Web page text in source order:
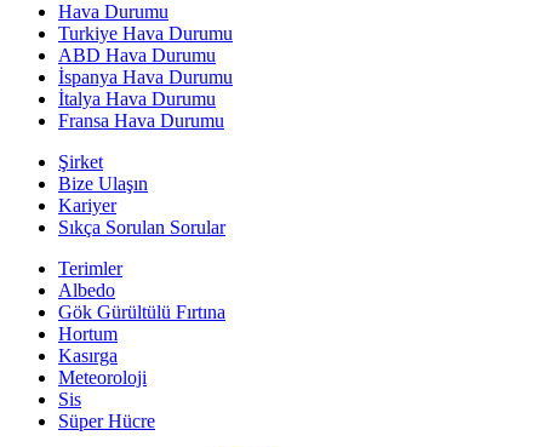
Hava Durumu
Turkiye Hava Durumu
ABD Hava Durumu
İspanya Hava Durumu
İtalya Hava Durumu
Fransa Hava Durumu
Şirket
Bize Ulaşın
Kariyer
Sıkça Sorulan Sorular
Terimler
Albedo
Gök Gürültülü Fırtına
Hortum
Kasırga
Meteoroloji
Sis
Süper Hücre